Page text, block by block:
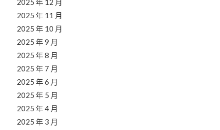
2025 年 12 月
2025 年 11 月
2025 年 10 月
2025 年 9 月
2025 年 8 月
2025 年 7 月
2025 年 6 月
2025 年 5 月
2025 年 4 月
2025 年 3 月